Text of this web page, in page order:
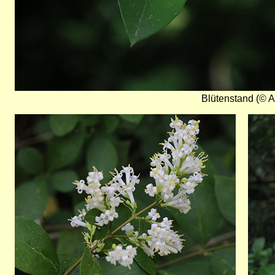
Blütenstand (©
Bild